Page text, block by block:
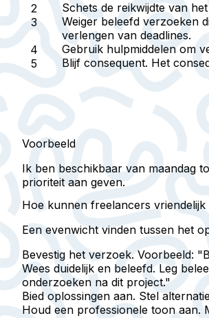
Schets de reikwijdte van
Weiger beleefd verzoeken
verlengen van deadlines.
Gebruik hulpmiddelen om
Blijf consequent. Het
Voorbeeld
Ik ben beschikbaar van maandag
prioriteit aan geven.
Hoe kunnen freelancers
Een evenwicht vinden tussen het
Bevestig het verzoek. Voorbeeld:
Wees duidelijk en beleefd. Leg
onderzoeken na dit project."
Bied oplossingen aan. Stel
Houd een professionele toon aan.